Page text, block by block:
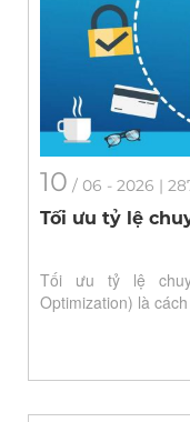
10 / 06 - 2026 |
Tối ưu tỷ lệ
Tối ưu tỷ lệ
Optimization) là